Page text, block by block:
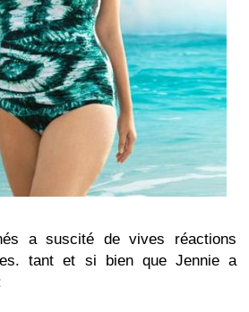
a suscité de vives réactions
tant et si bien que Jennie a